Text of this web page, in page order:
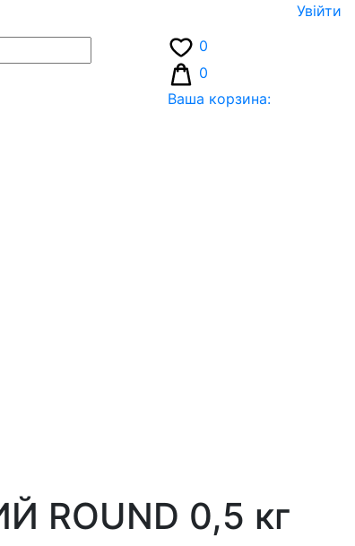
Увiйти
0
0
Ваша корзина:
ROUND 0,5 кг